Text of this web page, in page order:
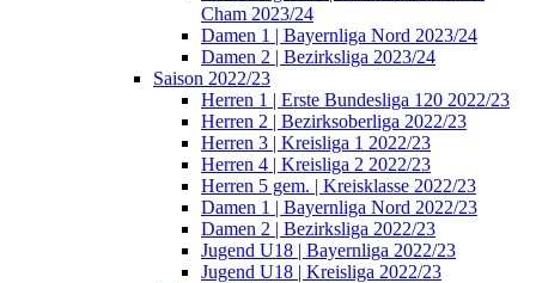
Cham 2023/24
Damen 1 | Bayernliga Nord 2023/24
Damen 2 | Bezirksliga 2023/24
Saison 2022/23
Herren 1 | Erste Bundesliga 120 2022/23
Herren 2 | Bezirksoberliga 2022/23
Herren 3 | Kreisliga 1 2022/23
Herren 4 | Kreisliga 2 2022/23
Herren 5 gem. | Kreisklasse 2022/23
Damen 1 | Bayernliga Nord 2022/23
Damen 2 | Bezirksliga 2022/23
Jugend U18 | Bayernliga 2022/23
Jugend U18 | Kreisliga 2022/23